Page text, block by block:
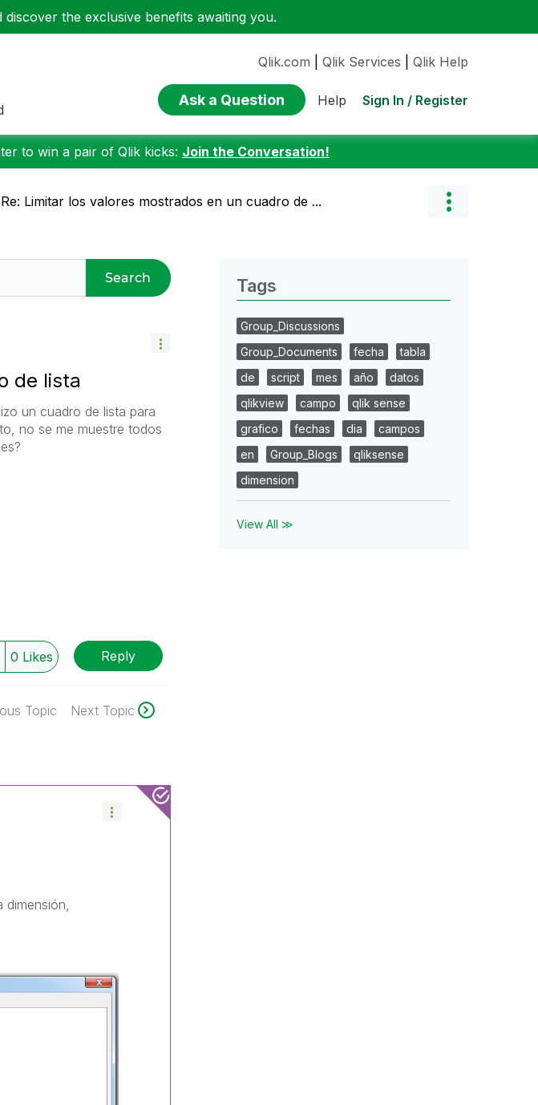
discover the exclusive benefits awaiting you.
Qlik.com Qlik Services Qlik Help
Ask a Question Help Sign In / Register
to win a pair of Qlik kicks: Join the Conversation!
Re: Limitar los valores mostrados en un cuadro de ...
Search
de lista
un cuadro de lista para
no se me muestre todos
0 Likes Reply
Topic Next Topic
dimensión,
Tags
Group_Discussions
Group_Documents
fecha
tabla
de
script mes año
datos
qlikview
campo
qlik sense
grafico
fechas dia
campos
en
Group_Blogs
qliksense
dimension
View All ≫